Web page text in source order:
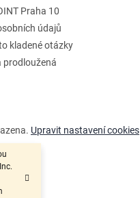
Praha 10
údajů
kladené otázky
prodloužená
Upravit nastavení cookies